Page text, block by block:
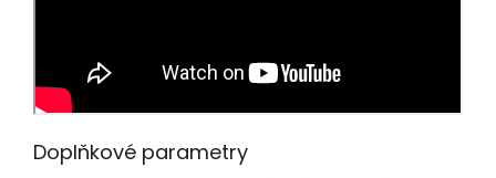
Doplňkové parametry